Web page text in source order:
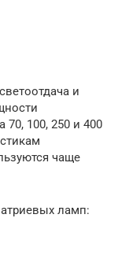
и
100, 250 и 400
чаще
ламп: